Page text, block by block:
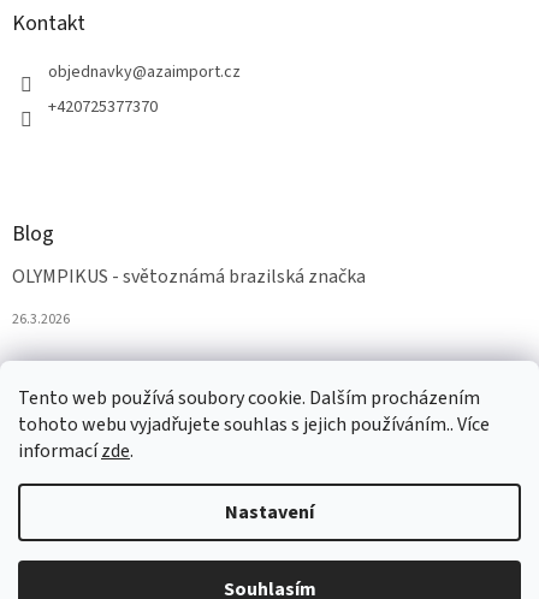
Tento web používá soubory cookie. Dalším procházením
tohoto webu vyjadřujete souhlas s jejich používáním.. Více
informacízde.
Nastavení
Souhlasím
Kontakt
objednavky@azaimport.cz
+420725377370
Blog
OLYMPIKUS - světoznámá brazilská značka
26.3.2026
Vytvořil Shoptet
AZAobuv. Všechna práva vyhrazena.